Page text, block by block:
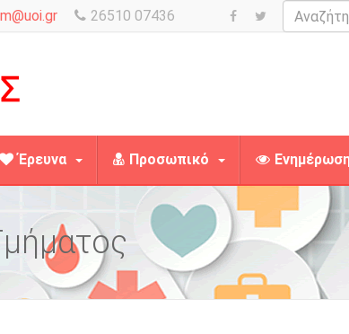
26510 07436
Έρευνα Προσωπικό